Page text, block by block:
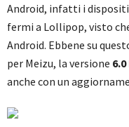
Android, infatti i
fermi a Lollipop, visto
Android. Ebbene su
per Meizu, la versione
anche con un